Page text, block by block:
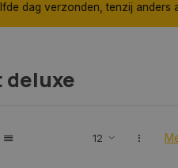
tenzij anders
deluxe